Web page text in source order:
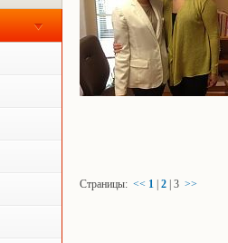
Страницы: << 1 2 3 >>